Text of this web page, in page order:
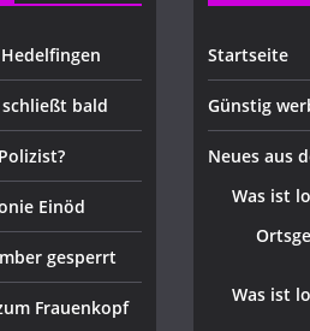
bald
Einöd
gesperrt
Frauenkopf
Startseite
Günstig
Neues aus
Was ist
Was ist